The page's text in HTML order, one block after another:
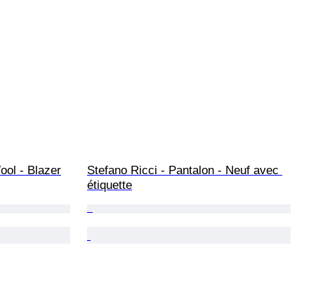
- Blazer
Stefano Ricci - Pantalon - Neuf avec
étiquette